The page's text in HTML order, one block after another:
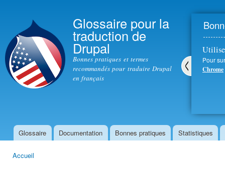
Glossaire pour la
traduction de
Drupal
Bonnes pratiques et termes
recommandés pour traduire Drupal
en français
Pour
Chrome
Menu principal
Glossaire Documentation Bonnes pratiques Statistiques
Accueil